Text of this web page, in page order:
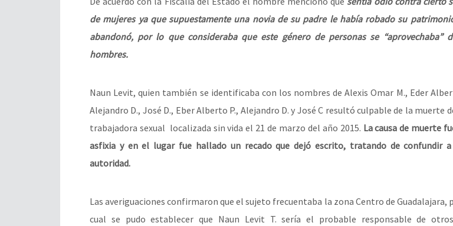
de mujeres ya que supuestamente una novia de su padre le había robado su
abandonó, por lo que consideraba que este género de personas se “aprovechaba”
hombres.
Naun Levit, quien también se identificaba con los nombres de Alexis Omar M., Eder
Alejandro D., José D., Eber Alberto P., Alejandro D. y José C resultó culpable de la muerte
trabajadora sexual localizada sin vida el 21 de marzo del año 2015. La causa de muerte
asfixia y en el lugar fue hallado un recado que dejó escrito, tratando de confundir
autoridad.
Las averiguaciones confirmaron que el sujeto frecuentaba la zona Centro de Guadalajara,
cual se pudo establecer que Naun Levit T. sería el probable responsable de